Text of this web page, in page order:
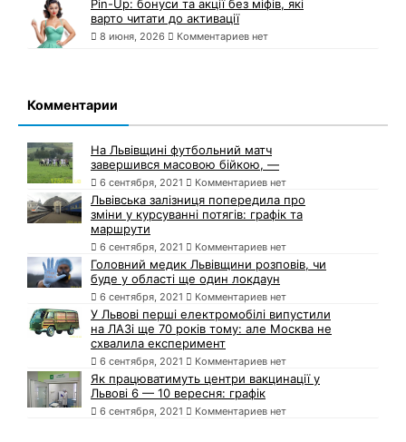
Pin-Up: бонуси та акції без міфів, які
варто читати до активації
8 июня, 2026 Комментариев нет
Комментарии
На Львівщині футбольний матч
завершився масовою бійкою, —
6 сентября, 2021 Комментариев нет
Львівська залізниця попередила про
зміни у курсуванні потягів: графік та
маршрути
6 сентября, 2021 Комментариев нет
Головний медик Львівщини розповів, чи
буде у області ще один локдаун
6 сентября, 2021 Комментариев нет
У Львові перші електромобілі випустили
на ЛАЗі ще 70 років тому: але Москва не
схвалила експеримент
6 сентября, 2021 Комментариев нет
Як працюватимуть центри вакцинації у
Львові 6 — 10 вересня: графік
6 сентября, 2021 Комментариев нет